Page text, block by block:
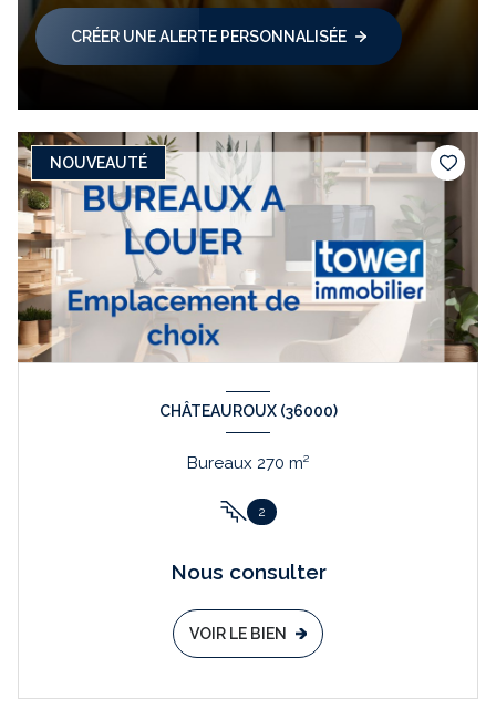
CRÉER UNE ALERTE PERSONNALISÉE
NOUVEAUTÉ
CHÂTEAUROUX (36000)
Bureaux 270 m²
2
Nous consulter
VOIR LE BIEN